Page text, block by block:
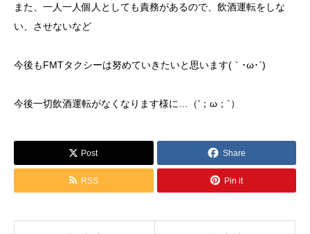
また、一人一人個人としても責務があるので、飲酒運転をしな
い、させないなど
今後もFMTタクシーは努めていきたいと思います(｀･ω･´)ゞ
今後一切飲酒運転がなくなります様に…（’；ω；`）
Post Share
RSS Pin it